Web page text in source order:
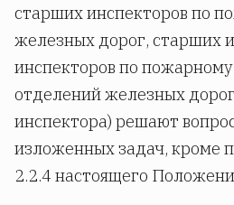
старших инспекторов по
железных дорог, старших
инспекторов по
отделений железных
инспектора) решают
изложенных задач, кроме
2.2.4 настоящего